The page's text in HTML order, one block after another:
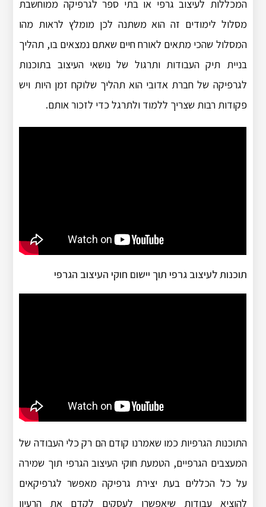
המכללות לעיצוב גרפי או בתי ספר לגרפיקה ממוחשבת
מסלול לימודים זה הוא משתנה לכן מומלץ לראות מהו
המסלול שהכי מתאים לאורח חיים שאתם נמצאים בו, תהליך
בניית תיק העבודות ותרגול של נושאי העיצוב בתוכנות
לגרפיקה של חברת אדובי הוא תהליך שלוקח זמן היות ויש
פקודות רבות שצריך ללמוד ולתרגל כדי לזכור אותם.
תוכנות לעיצוב גרפי תוך יישום חוקי העיצוב הגרפי
התוכנות הגרפיות כמו שאמרנו קודם הם רק כלי העבודה של
המעצבים הגרפיים, הטמעת חוקי העיצוב הגרפי תוך שמירה
על כל הכללים בעת יצירת גרפיקה מאפשר לגרפיקאים
להוציא עבודות שיאפשרו לעסקים לקדם את הרעיון